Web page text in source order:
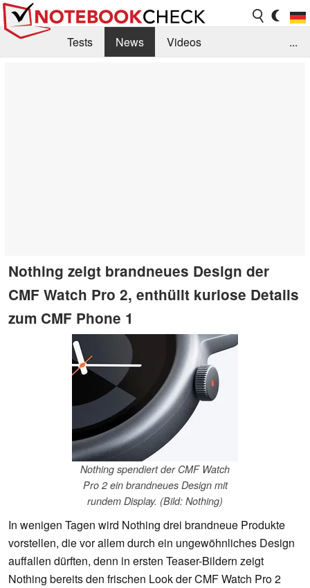
Tests News
Videos
...
Nothing zeigt brandneues Design der
CMF Watch Pro 2, enthüllt kuriose Details
zum CMF Phone 1
Nothing spendiert der CMF Watch
Pro 2 ein brandneues Design mit
rundem Display. (Bild: Nothing)
In wenigen Tagen wird Nothing drei brandneue Produkte
vorstellen, die vor allem durch ein ungewöhnliches Design
auffallen dürften, denn in ersten Teaser-Bildern zeigt
Nothing bereits den frischen Look der CMF Watch Pro 2